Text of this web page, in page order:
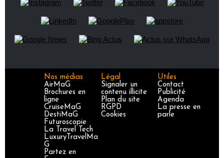
Nos médias
AirMaG
Brochures en
ligne
CruiseMaG
DestiMaG
Futuroscopie
La Travel Tech
LuxuryTravelMa
G
Partez en
Légal
Signaler un
contenu illicite
Plan du site
RGPD
Cookies
Utiles
Contact
Publicité
Agenda
La presse en
parle